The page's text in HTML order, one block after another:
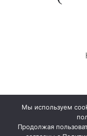
125009, г.
Мы используем
Продолжая